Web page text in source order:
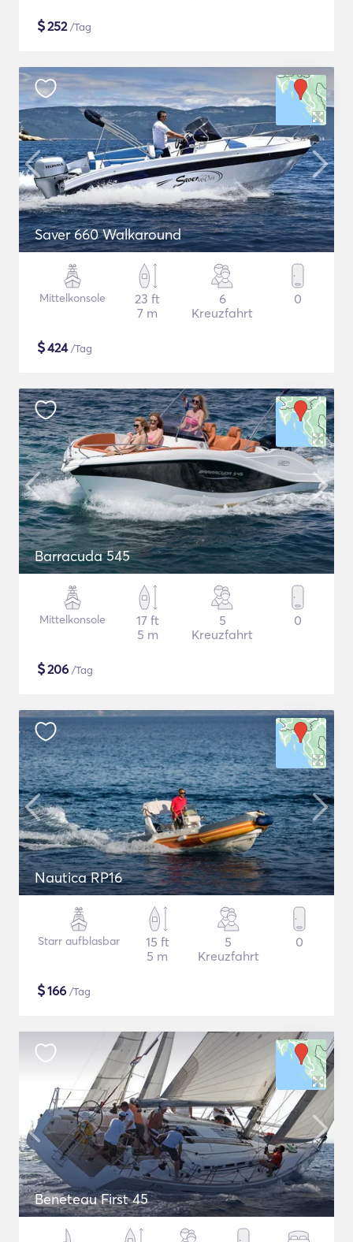
$252/Tag
Saver 660 Walkaround
Mittelkonsole
23 ft
7 m
6
Kreuzfahrt
0
$424/Tag
Barracuda 545
Mittelkonsole
17 ft
5 m
5
Kreuzfahrt
0
$206 /Tag
Nautica RP16
Starr aufblasbar
15 ft
5 m
5
Kreuzfahrt
0
$166 /Tag
Beneteau First 45